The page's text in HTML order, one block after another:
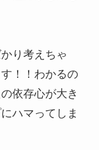
り考えちゃ
！！わかるの
依存心が大き
ハマってしま